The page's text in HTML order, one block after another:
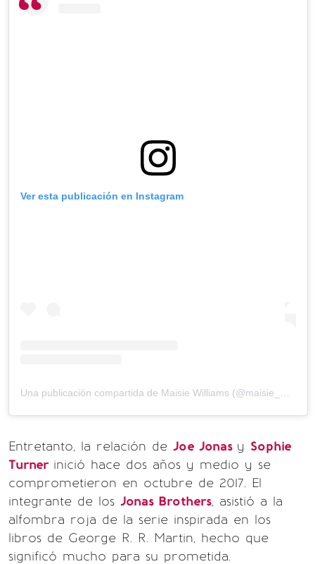
Ver esta publicación en Instagram
Entretanto, la relación de Joe Jonas y Sophie
Turner inició hace dos años y medio y se
comprometieron en octubre de 2017. El
integrante de los Jonas Brothers, asistió a la
alfombra roja de la serie inspirada en los
libros de George R. R. Martin, hecho que
significó mucho para su prometida.